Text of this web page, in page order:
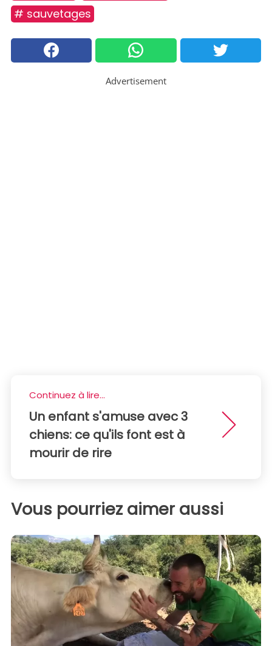
# sauvetages
Advertisement
Continuez à lire...
Un enfant s'amuse avec 3
chiens: ce qu'ils font est à
mourir de rire
Vous pourriez aimer aussi